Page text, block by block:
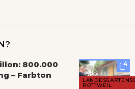
4
ROTTWEIL
800.000
– Farbton